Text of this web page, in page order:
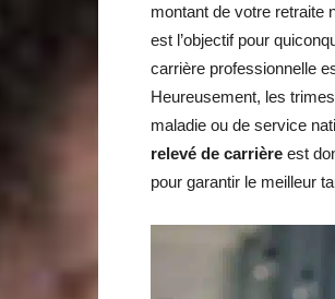
montant de votre retraite
est l’objectif pour
carrière professionnelle
Heureusement, les
maladie ou de service
relevé de carrière est
pour garantir le meilleur